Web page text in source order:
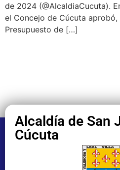
de 2024 (@AlcaldiaCucuta).
el Concejo de Cúcuta
Presupuesto de […]
Alcaldía de San
Cúcuta